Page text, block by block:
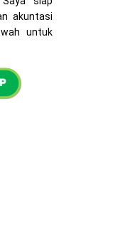
akuntasi
untuk